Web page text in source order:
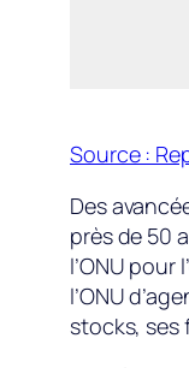
Source :
Des
près de 50
l’ONU
l’ONU
stocks, ses